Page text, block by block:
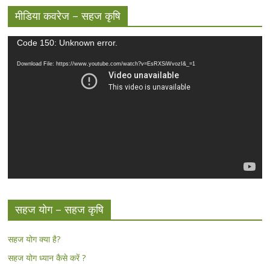
मीडिया कवरेज – सहज कृषि
Video
Code 150: Unknown error.
Download File: https://www.youtube.com/watch?v=EsRXSiWvozI&_=1
सहज योग – सहज कृषि
सहज योग क्या है?
सहज योग ध्यान कैसे करें ?